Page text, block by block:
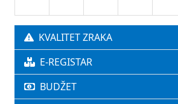
KVALITET ZRAKA
E-REGISTAR
BUDŽET